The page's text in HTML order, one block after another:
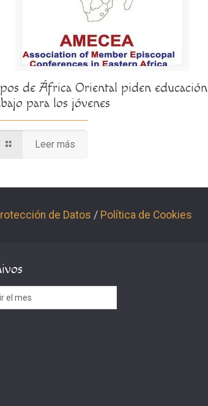
de África Oriental piden educación
para los jóvenes
Leer más
de Datos / Política de Cookies